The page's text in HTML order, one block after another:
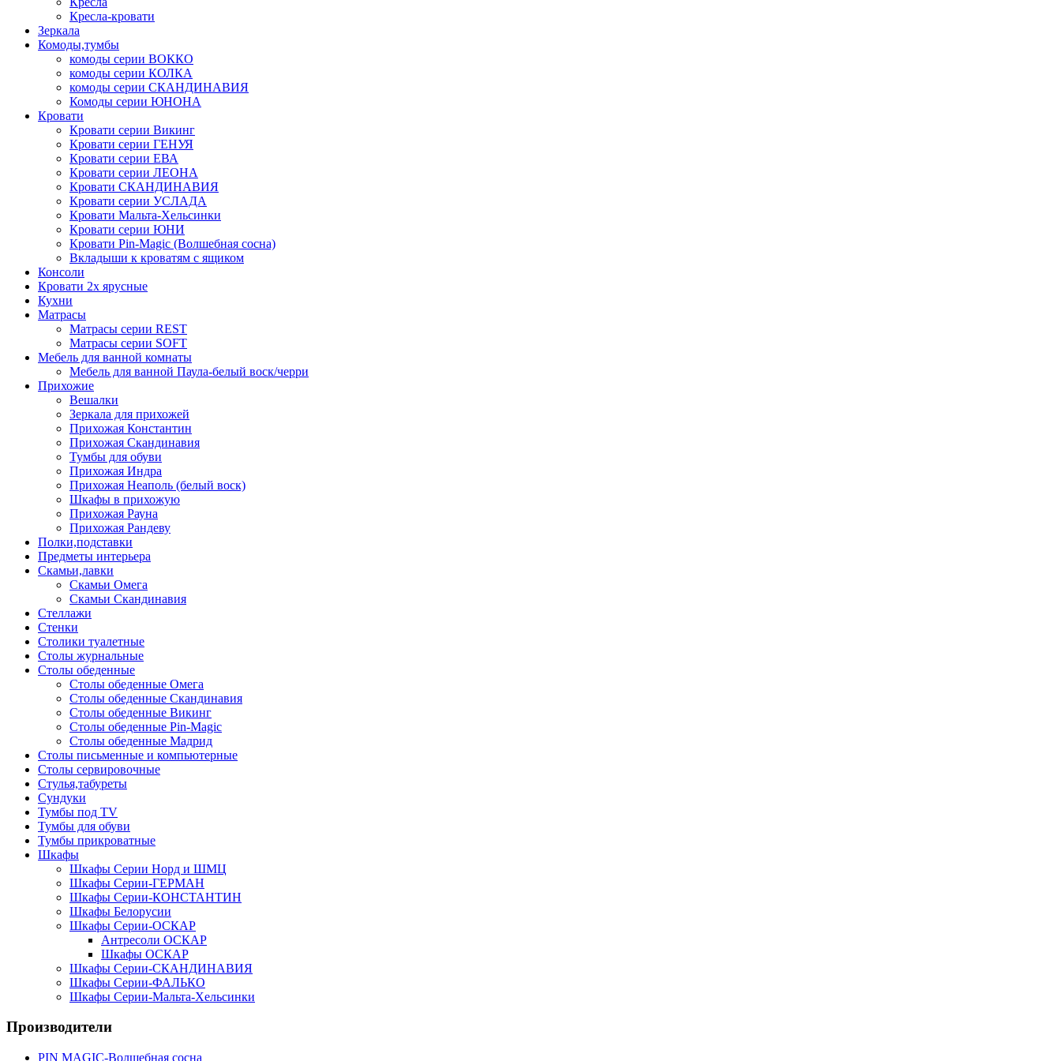
Кресла-кровати
Зеркала
Комоды,тумбы
комоды серии ВОККО
комоды серии КОЛКА
комоды серии СКАНДИНАВИЯ
Комоды серии ЮНОНА
Кровати
Кровати серии Викинг
Кровати серии ГЕНУЯ
Кровати серии ЕВА
Кровати серии ЛЕОНА
Кровати СКАНДИНАВИЯ
Кровати серии УСЛАДА
Кровати Мальта-Хельсинки
Кровати серии ЮНИ
Кровати Pin-Magic (Волшебная сосна)
Вкладыши к кроватям с ящиком
Консоли
Кровати 2х ярусные
Кухни
Матрасы
Матрасы серии REST
Матрасы серии SOFT
Мебель для ванной комнаты
Мебель для ванной Паула-белый воск/черри
Прихожие
Вешалки
Зеркала для прихожей
Прихожая Константин
Прихожая Скандинавия
Тумбы для обуви
Прихожая Индра
Прихожая Неаполь (белый воск)
Шкафы в прихожую
Прихожая Рауна
Прихожая Рандеву
Полки,подставки
Предметы интерьера
Скамьи,лавки
Скамьи Омега
Скамьи Скандинавия
Стеллажи
Стенки
Столики туалетные
Столы журнальные
Столы обеденные
Столы обеденные Омега
Столы обеденные Скандинавия
Столы обеденные Викинг
Столы обеденные Pin-Magic
Столы обеденные Мадрид
Столы письменные и компьютерные
Столы сервировочные
Стулья,табуреты
Сундуки
Тумбы под TV
Тумбы для обуви
Тумбы прикроватные
Шкафы
Шкафы Серии Норд и ШМЦ
Шкафы Серии-ГЕРМАН
Шкафы Серии-КОНСТАНТИН
Шкафы Белорусии
Шкафы Серии-ОСКАР
Антресоли ОСКАР
Шкафы ОСКАР
Шкафы Серии-СКАНДИНАВИЯ
Шкафы Серии-ФАЛЬКО
Шкафы Серии-Мальта-Хельсинки
Производители
PIN MAGIС-Волшебная сосна